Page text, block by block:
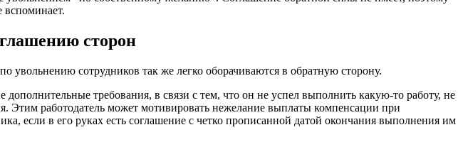
вспоминает.
сторон
увольнению сотрудников так же легко оборачиваются в обратную сторону.
требования, в связи с тем, что он не успел выполнить какую-то работу, не
Этим работодатель может мотивировать нежелание выплаты компенсации при
если в его руках есть соглашение с четко прописанной датой окончания выполнения им